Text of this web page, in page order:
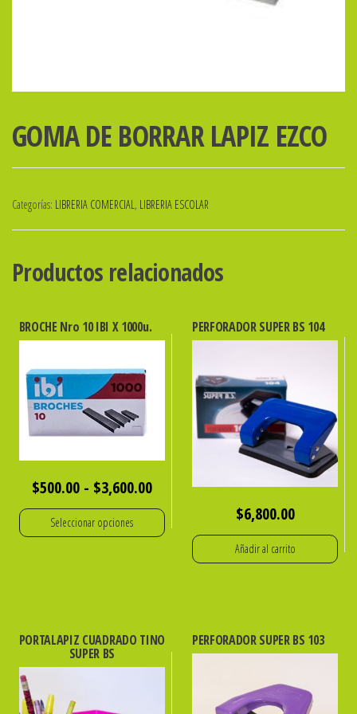
GOMA DE BORRAR LAPIZ EZCO
Categorías: LIBRERIA COMERCIAL, LIBRERIA ESCOLAR
Productos relacionados
BROCHE Nro 10 IBI X 1000u.
$500.00 - $3,600.00Rango
de
precios:
$3,600.00
Seleccionar opciones
variantes.
Las
PERFORADOR SUPER BS 104
$6,800.00
Añadir al carrito
PORTALAPIZ CUADRADO TINO
SUPER BS
PERFORADOR SUPER BS 103